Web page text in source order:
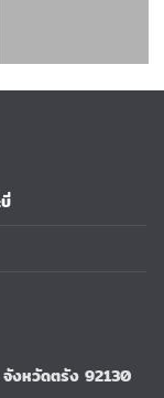
งหวัดตรัง 92130